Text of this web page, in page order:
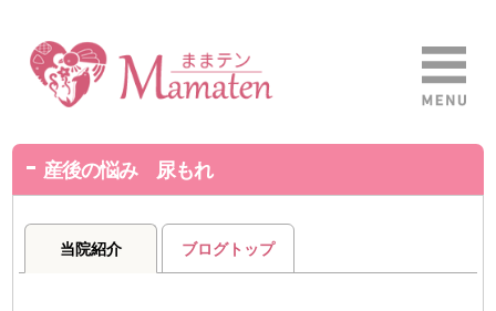
産後の悩み 尿もれ
当院紹介 ブログトップ